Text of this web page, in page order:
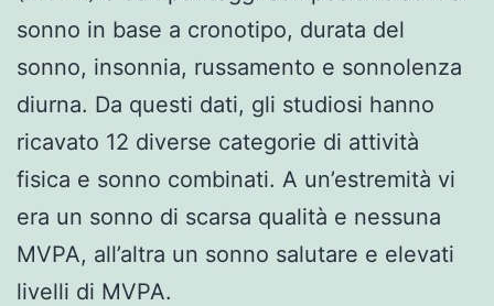
sonno in base a cronotipo, durata del
sonno, insonnia, russamento e sonnolenza
diurna. Da questi dati, gli studiosi hanno
ricavato 12 diverse categorie di attività
fisica e sonno combinati. A un’estremità vi
era un sonno di scarsa qualità e nessuna
MVPA, all’altra un sonno salutare e elevati
livelli di MVPA.